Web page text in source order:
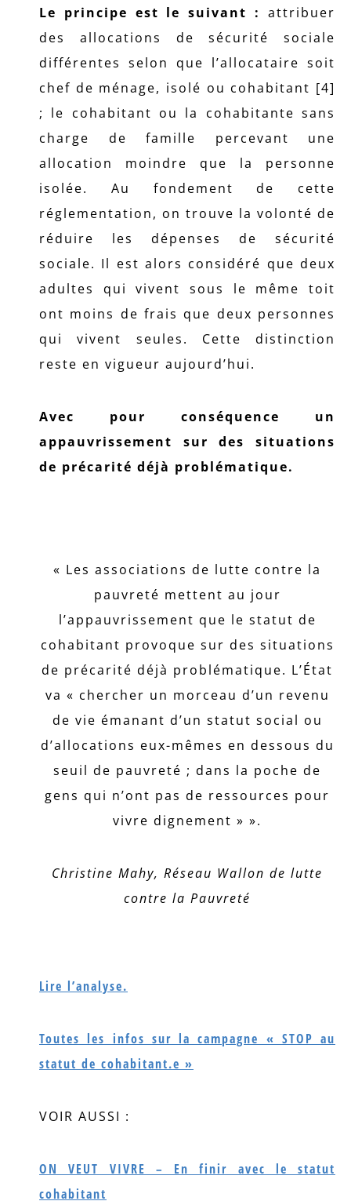
Le principe est le suivant : attribuer
des allocations de sécurité sociale
différentes selon que l’allocataire soit
chef de ménage, isolé ou cohabitant [4]
; le cohabitant ou la cohabitante sans
charge de famille percevant une
allocation moindre que la personne
isolée. Au fondement de cette
réglementation, on trouve la volonté de
réduire les dépenses de sécurité
sociale. Il est alors considéré que deux
adultes qui vivent sous le même toit
ont moins de frais que deux personnes
qui vivent seules. Cette distinction
reste en vigueur aujourd’hui.
Avec pour conséquence un
appauvrissement sur des situations
de précarité déjà problématique.
« Les associations de lutte contre la
pauvreté mettent au jour
l’appauvrissement que le statut de
cohabitant provoque sur des situations
de précarité déjà problématique. L’État
va « chercher un morceau d’un revenu
de vie émanant d’un statut social ou
d’allocations eux-mêmes en dessous du
seuil de pauvreté ; dans la poche de
gens qui n’ont pas de ressources pour
vivre dignement » ».
Christine Mahy, Réseau Wallon de lutte
contre la Pauvreté
Lire l’analyse.
Toutes les infos sur la campagne « STOP au
statut de cohabitant.e »
VOIR AUSSI :
ON VEUT VIVRE – En finir avec le statut
cohabitant